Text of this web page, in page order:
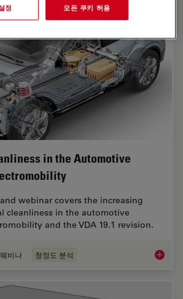
in the Automotive
webinar covers the increasing
cleanliness in the automotive
and the VDA 19.1 revision.
웨비나 청정도 분석
정 모든 쿠키 허용